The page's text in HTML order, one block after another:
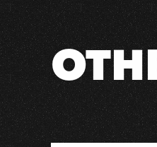
飛
Live−高
雄
場